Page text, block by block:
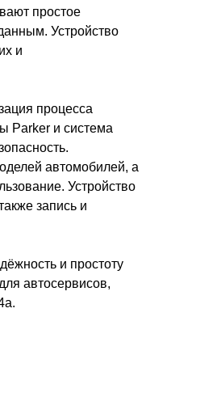
простое
Устройство
и
процесса
Parker и система
автомобилей, а
Устройство
запись и
и простоту
автосервисов,